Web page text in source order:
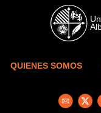
Skip to main content
QUIENES SOMOS